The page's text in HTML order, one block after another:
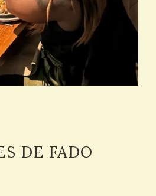
DE FADO